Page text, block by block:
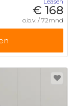
€ 168
o.b.v. / 72mnd